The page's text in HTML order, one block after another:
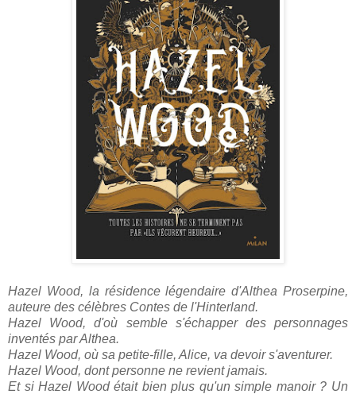
Hazel Wood, la résidence légendaire d'Althea Proserpine,
auteure des célèbres Contes de l'Hinterland.
Hazel Wood, d'où semble s'échapper des personnages
inventés par Althea.
Hazel Wood, où sa petite-fille, Alice, va devoir s'aventurer.
Hazel Wood, dont personne ne revient jamais.
Et si Hazel Wood était bien plus qu'un simple manoir ? Un